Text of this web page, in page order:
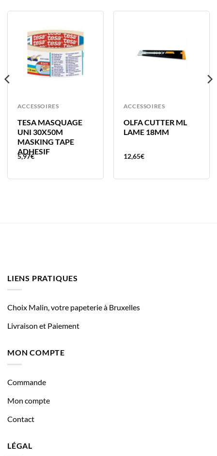
ACCESSOIRES
TESA MASQUAGE
UNI 30X50M
MASKING TAPE
ADHESIF
5,97€
ACCESSOIRES
OLFA CUTTER ML
LAME 18MM
12,65€
LIENS PRATIQUES
Choix Malin, votre papeterie à Bruxelles
Livraison et Paiement
MON COMPTE
Commande
Mon compte
Contact
LÉGAL